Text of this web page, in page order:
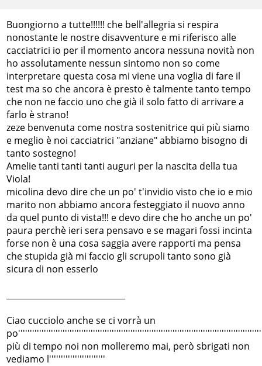
Buongiorno a tutte!!!!!! che bell'allegria si respira
nonostante le nostre disavventure e mi riferisco alle
cacciatrici io per il momento ancora nessuna novità non
ho assolutamente nessun sintomo non so come
interpretare questa cosa mi viene una voglia di fare il
test ma so che ancora è presto è talmente tanto tempo
che non ne faccio uno che già il solo fatto di arrivare a
farlo è strano!
zeze benvenuta come nostra sostenitrice qui più siamo
e meglio è noi cacciatrici "anziane" abbiamo bisogno di
tanto sostegno!
Amelie tanti tanti tanti auguri per la nascita della tua
Viola!
micolina devo dire che un po' t'invidio visto che io e mio
marito non abbiamo ancora festeggiato il nuovo anno
da quel punto di vista!!! e devo dire che ho anche un po'
paura perchè ieri sera pensavo e se magari fossi incinta
forse non è una cosa saggia avere rapporti ma pensa
che stupida già mi faccio gli scrupoli tanto sono già
sicura di non esserlo
Ciao cucciolo anche se ci vorrà un
più di tempo noi non molleremo mai, però sbrigati non
vediamo l''''''''''''''''''''''''